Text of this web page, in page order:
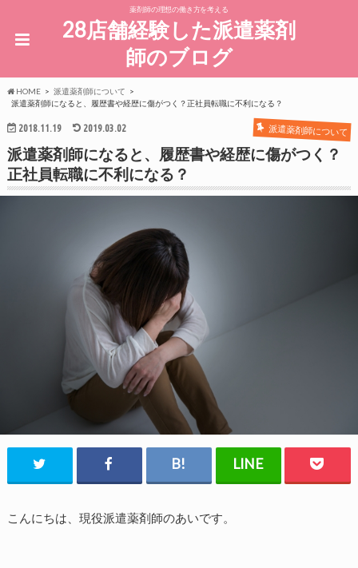
薬剤師の理想の働き方を考える
28店舗経験した派遣薬剤
師のブログ
HOME
派遣薬剤師について
派遣薬剤師になると、履歴書や経歴に傷がつく？正社員転職に不利になる？
2018.11.19 2019.03.02 派遣薬剤師について
派遣薬剤師になると、履歴書や経歴に傷がつく？
正社員転職に不利になる？
こんにちは、現役派遣薬剤師のあいです。